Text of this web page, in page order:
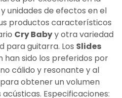
unidades de efectos en el
productos característicos
Cry Babyy otra variedad
para guitarra. Los Slides
han sido los preferidos por
cálido y resonante y al
obtener un volumen
Especificaciones: